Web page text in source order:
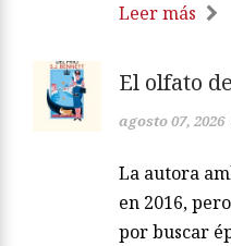
Leer más
El olfato
agosto 07, 2026
La autora
en 2016,
por buscar